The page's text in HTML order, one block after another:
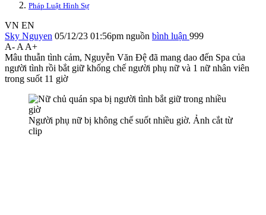
Pháp Luật Hình Sự
VN EN
Sky Nguyen 05/12/23 01:56pm nguồn bình luận 999
A- A A+
Mâu thuẫn tình cảm, Nguyễn Văn Đệ đã mang dao đến Spa của
ngư‌ời tìn‌h rồi bắt giữ khống chế người phụ nữ và 1 nữ nhân viên
trong suốt 11 giờ
Người phụ nữ bị không chế suốt nhiều giờ. Ảnh cắt từ
clip